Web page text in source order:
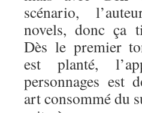
scénario,
novels, donc ça
Dès le premier
est planté,
personnages est
art consommé du